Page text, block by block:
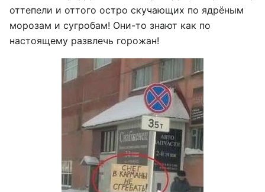
оттепели и оттого остро скучающих по ядрёным
морозам и сугробам! Они-то знают как по
настоящему развлечь горожан!